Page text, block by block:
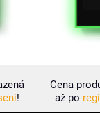
!
Cena
až po